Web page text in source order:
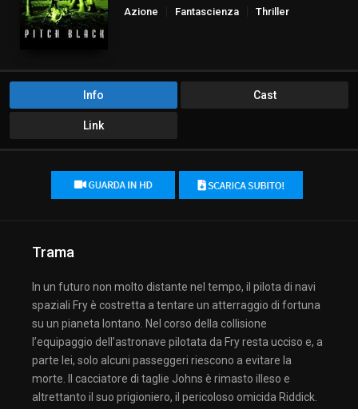
Azione
Fantascienza Thriller
Info Cast
Link
Trama
In un futuro non molto distante nel tempo, il pilota di navi
spaziali Fry è costretta a tentare un atterraggio di fortuna
su un pianeta lontano. Nel corso della collisione
l’equipaggio dell’astronave pilotata da Fry resta ucciso e, a
parte lei, solo alcuni passeggeri riescono a evitare la
morte. Il cacciatore di taglie Johns è rimasto illeso e
altrettanto il suo prigioniero, il pericoloso omicida Riddick.